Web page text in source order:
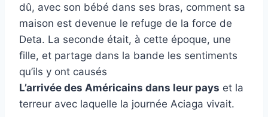
dû, avec son bébé dans ses bras, comment sa
maison est devenue le refuge de la force de
Deta. La seconde était, à cette époque, une
fille, et partage dans la bande les sentiments
qu’ils y ont causés
L’arrivée des Américains dans leur pays et la
terreur avec laquelle la journée Aciaga vivait.